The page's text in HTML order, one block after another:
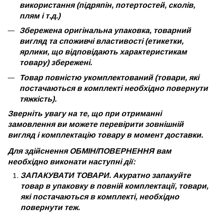
використання (підряпін, потертостей, сколів,
плям і т.д.)
Збережена оригінальна упаковка, товарний
вигляд та споживчі властивості (етикетки,
ярлики, що відповідають характеристикам
товару) збережені.
Товар повністю укомплектований (товари, які
постачаються в комплекті необхідно повернути
тяжкість).
Зверніть увагу на те, що при отриманні
замовлення ви можете перевірити зовнішній
вигляд і комплектацію товару в момент доставки.
Для здійснення ОБМІН/ПОВЕРНЕННЯ вам
необхідно виконати наступні дії:
ЗАПАКУВАТИ ТОВАРИ. Акуратно запакуйте
товар в упаковку в повній комплектації, товари,
які постачаються в комплекті, необхідно
повернути теж.